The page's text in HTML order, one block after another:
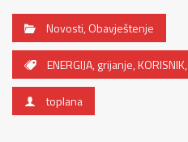
Novosti,Obavještenje
ENERGIJA,grijanje,KORISNIK,
toplana